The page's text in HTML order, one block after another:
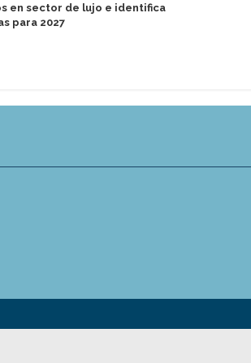
en sector de lujo e identifica
para 2027